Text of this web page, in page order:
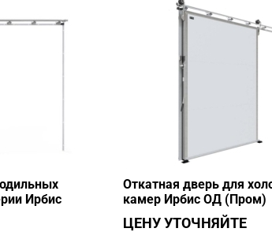
Ирбис
Откатная дверь для
камер Ирбис ОД (Пром)
ЦЕНУ УТОЧНЯЙТЕ